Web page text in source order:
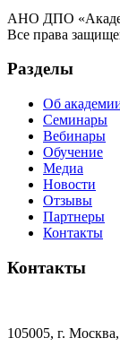
АНО ДПО
Все права
Разделы
Об
Семинары
Вебинары
Обучение
Медиа
Новости
Отзывы
Партнеры
Контакты
Контакты
105005, г.